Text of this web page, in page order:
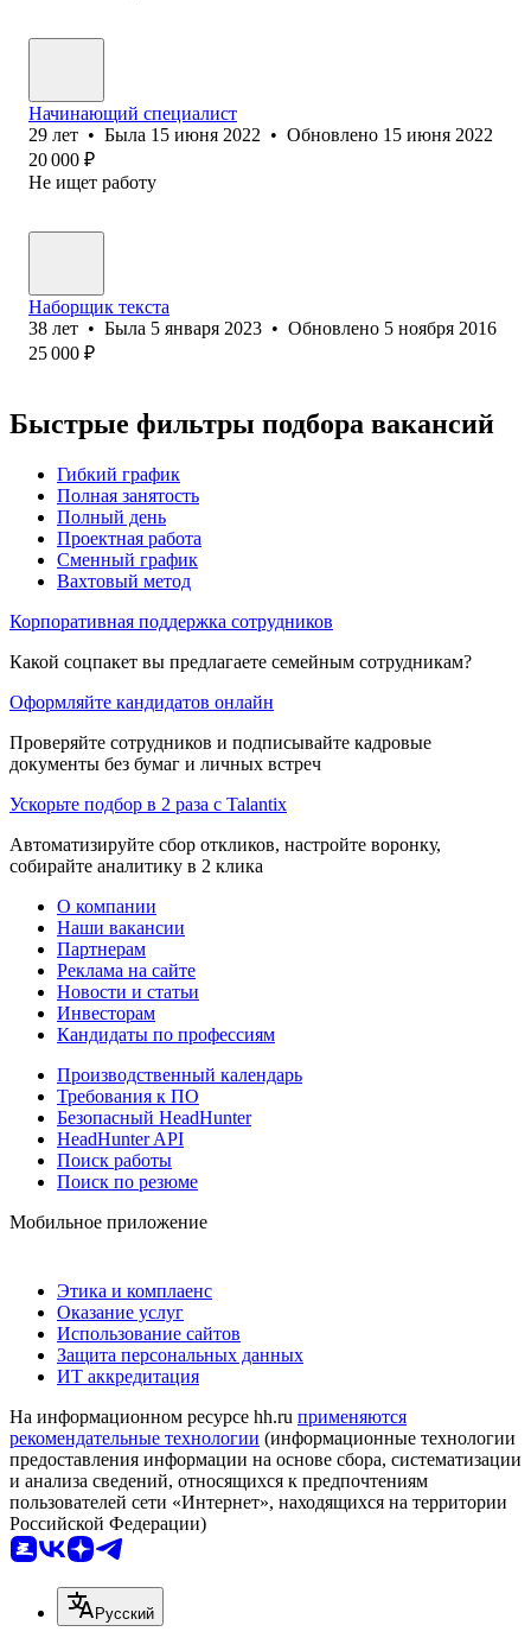
Начинающий специалист
29 лет • Была 15 июня 2022 • Обновлено 15 июня 2022
20 000 ₽
Не ищет работу
Наборщик текста
38 лет • Была 5 января 2023 • Обновлено 5 ноября 2016
25 000 ₽
Быстрые фильтры подбора вакансий
Гибкий график
Полная занятость
Полный день
Проектная работа
Сменный график
Вахтовый метод
Корпоративная поддержка сотрудников
Какой соцпакет вы предлагаете семейным сотрудникам?
Оформляйте кандидатов онлайн
Проверяйте сотрудников и подписывайте кадровые
документы без бумаг и личных встреч
Ускорьте подбор в 2 раза с Talantix
Автоматизируйте сбор откликов, настройте воронку,
собирайте аналитику в 2 клика
О компании
Наши вакансии
Партнерам
Реклама на сайте
Новости и статьи
Инвесторам
Кандидаты по профессиям
Производственный календарь
Требования к ПО
Безопасный HeadHunter
HeadHunter API
Поиск работы
Поиск по резюме
Мобильное приложение
Этика и комплаенс
Оказание услуг
Использование сайтов
Защита персональных данных
ИТ аккредитация
На информационном ресурсе hh.ru применяются
рекомендательные технологии (информационные технологии
предоставления информации на основе сбора, систематизации
и анализа сведений, относящихся к предпочтениям
пользователей сети «Интернет», находящихся на территории
Российской Федерации)
Русский